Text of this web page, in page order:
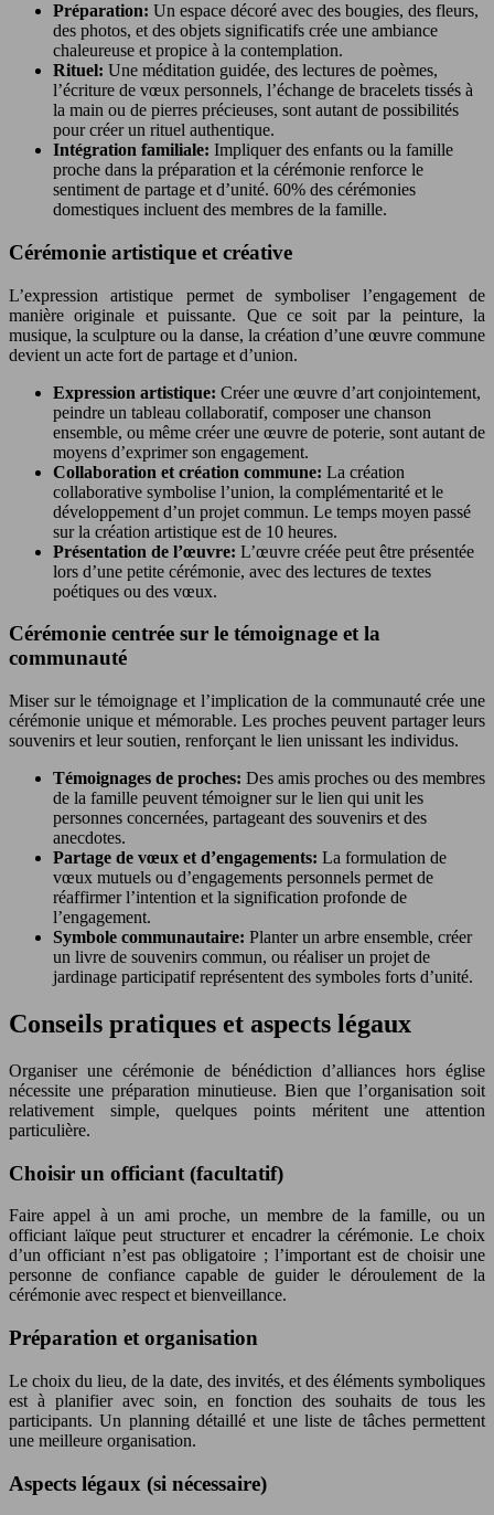
Préparation: Un espace décoré avec des bougies, des fleurs,
des photos, et des objets significatifs crée une ambiance
chaleureuse et propice à la contemplation.
Rituel: Une méditation guidée, des lectures de poèmes,
l’écriture de vœux personnels, l’échange de bracelets tissés à
la main ou de pierres précieuses, sont autant de possibilités
pour créer un rituel authentique.
Intégration familiale: Impliquer des enfants ou la famille
proche dans la préparation et la cérémonie renforce le
sentiment de partage et d’unité. 60% des cérémonies
domestiques incluent des membres de la famille.
Cérémonie artistique et créative
L’expression artistique permet de symboliser l’engagement de
manière originale et puissante. Que ce soit par la peinture, la
musique, la sculpture ou la danse, la création d’une œuvre commune
devient un acte fort de partage et d’union.
Expression artistique: Créer une œuvre d’art conjointement,
peindre un tableau collaboratif, composer une chanson
ensemble, ou même créer une œuvre de poterie, sont autant de
moyens d’exprimer son engagement.
Collaboration et création commune: La création
collaborative symbolise l’union, la complémentarité et le
développement d’un projet commun. Le temps moyen passé
sur la création artistique est de 10 heures.
Présentation de l’œuvre: L’œuvre créée peut être présentée
lors d’une petite cérémonie, avec des lectures de textes
poétiques ou des vœux.
Cérémonie centrée sur le témoignage et la
communauté
Miser sur le témoignage et l’implication de la communauté crée une
cérémonie unique et mémorable. Les proches peuvent partager leurs
souvenirs et leur soutien, renforçant le lien unissant les individus.
Témoignages de proches: Des amis proches ou des membres
de la famille peuvent témoigner sur le lien qui unit les
personnes concernées, partageant des souvenirs et des
anecdotes.
Partage de vœux et d’engagements: La formulation de
vœux mutuels ou d’engagements personnels permet de
réaffirmer l’intention et la signification profonde de
l’engagement.
Symbole communautaire: Planter un arbre ensemble, créer
un livre de souvenirs commun, ou réaliser un projet de
jardinage participatif représentent des symboles forts d’unité.
Conseils pratiques et aspects légaux
Organiser une cérémonie de bénédiction d’alliances hors église
nécessite une préparation minutieuse. Bien que l’organisation soit
relativement simple, quelques points méritent une attention
particulière.
Choisir un officiant (facultatif)
Faire appel à un ami proche, un membre de la famille, ou un
officiant laïque peut structurer et encadrer la cérémonie. Le choix
d’un officiant n’est pas obligatoire ; l’important est de choisir une
personne de confiance capable de guider le déroulement de la
cérémonie avec respect et bienveillance.
Préparation et organisation
Le choix du lieu, de la date, des invités, et des éléments symboliques
est à planifier avec soin, en fonction des souhaits de tous les
participants. Un planning détaillé et une liste de tâches permettent
une meilleure organisation.
Aspects légaux (si nécessaire)